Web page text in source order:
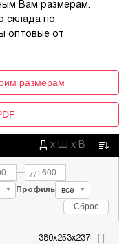
Вам размерам.
склада по
оптовые от
размерам
Д х Ш х В
—
▼ Профиль все ▼
Сброс
380x253x237